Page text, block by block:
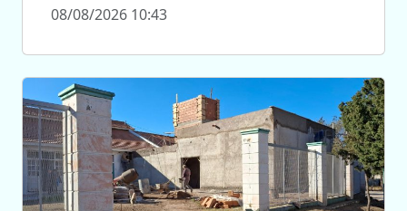
08/08/2026 10:43